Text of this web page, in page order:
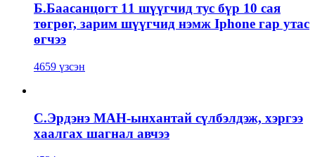
Б.Баасанцогт 11 шүүгчид тус бүр 10 сая
төгрөг, зарим шүүгчид нэмж Iphone гар утас
өгчээ
4659 үзсэн
С.Эрдэнэ МАН-ынхантай сүлбэлдэж, хэргээ
хаалгах шагнал авчээ